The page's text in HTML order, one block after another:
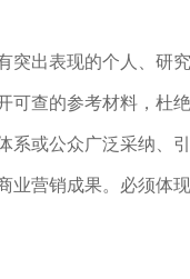
出表现的个人、研究
查的参考材料，杜
或公众广泛采纳、引
营销成果。必须体